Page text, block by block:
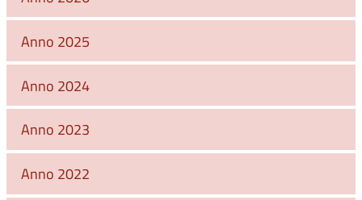
Anno 2025
Anno 2024
Anno 2023
Anno 2022